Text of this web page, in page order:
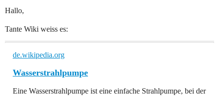
Hallo,
Tante Wiki weiss es:
de.wikipedia.org
Wasserstrahlpumpe
Eine Wasserstrahlpumpe ist eine einfache Strahlpumpe, bei der